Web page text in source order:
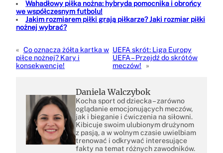
Wahadłowy piłka nożna: hybryda pomocnika i obrońcy
we współczesnym futbolu!
Jakim rozmiarem piłki grają piłkarze? Jaki rozmiar piłki
nożnej wybrać?
« Co oznacza żółta kartka w
piłce nożnej? Kary i
konsekwencje!
UEFA skrót: Liga Europy
UEFA – Przejdź do skrótów
meczów!
»
Daniela Walczybok
Kocha sport od dziecka – zarówno
oglądanie emocjonujących meczów,
jak i bieganie i ćwiczenia na siłowni.
Kibicuje swoim ulubionym drużynom
z pasją, a w wolnym czasie uwielbiam
trenować i odkrywać interesujące
fakty na temat różnych zawodników.